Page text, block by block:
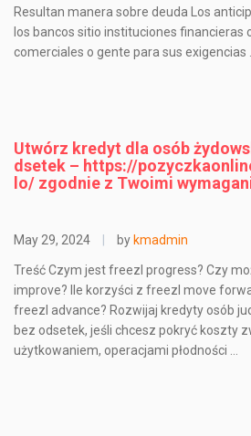
Resultan manera sobre deuda Los
los bancos sitio instituciones financieras
comerciales o gente para sus exigencias …
Utwórz kredyt dla osób
dsetek – https://
lo/ zgodnie z Twoimi
May 29, 2024 by kmadmin
Treść Czym jest freezl progress? Czy
improve? Ile korzyści z freezl move
freezl advance? Rozwijaj kredyty osób
bez odsetek, jeśli chcesz pokryć koszty
użytkowaniem, operacjami płodności …